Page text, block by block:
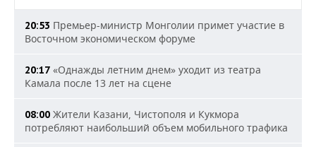
20:53 Премьер-министр Монголии примет участие в
Восточном экономическом форуме
20:17 «Однажды летним днем» уходит из театра
Камала после 13 лет на сцене
08:00 Жители Казани, Чистополя и Кукмора
потребляют наибольший объем мобильного трафика